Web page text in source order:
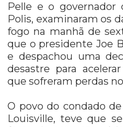
Pelle e o governador
Polis, examinaram os
fogo na manhã de
que o presidente Joe
e despachou uma
desastre para
que sofreram perdas
O povo do condado
Louisville, teve que